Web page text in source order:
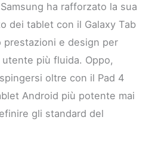
ha rafforzato la sua
dei tablet con il Galaxy Tab
prestazioni e design per
più fluida. Oppo,
oltre con il Pad 4
Android più potente mai
gli standard del